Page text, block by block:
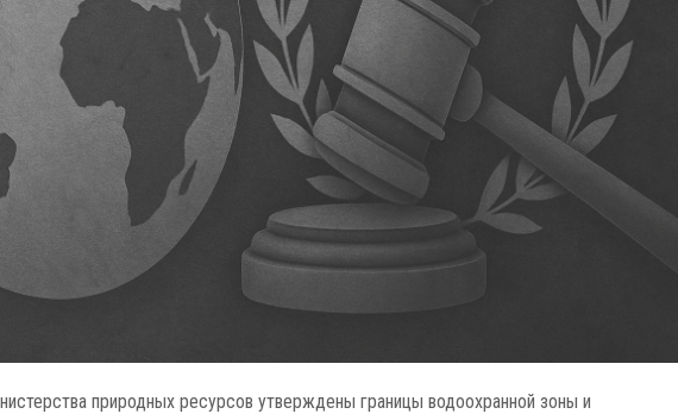
природных ресурсов утверждены границы водоохранной зоны и